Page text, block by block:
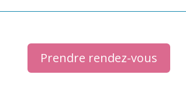
Prendre rendez-vous